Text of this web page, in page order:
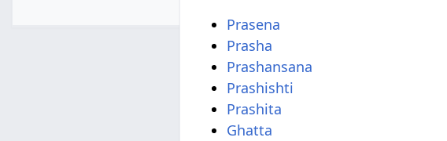
Prasena
Prasha
Prashansana
Prashishti
Prashita
Ghatta